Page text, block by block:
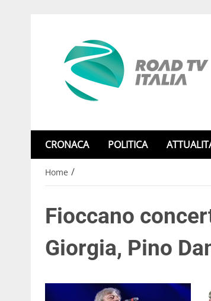
CRONACA POLITICA
Home /
Fioccano
Giorgia, Pino